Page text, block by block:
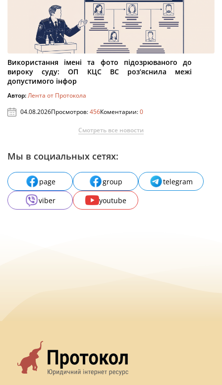
Використання імені та фото підозрюваного до
вироку суду: ОП КЦС ВС роз’яснила межі
допустимого інфор
Автор:Лента от Протокола
04.08.2026Просмотров:456Коментарии:0
Смотреть все новости
Мы в социальных сетях:
page group
telegram
viber
youtube